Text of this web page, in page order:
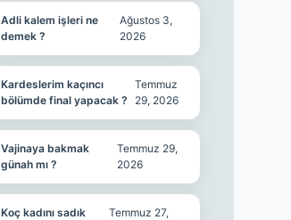
Adli kalem işleri ne
demek ?
Ağustos 3,
2026
Kardeslerim kaçıncı
bölümde final yapacak ?
Temmuz
29, 2026
Vajinaya bakmak
günah mı ?
Temmuz 29,
2026
Koç kadını sadık
Temmuz 27,